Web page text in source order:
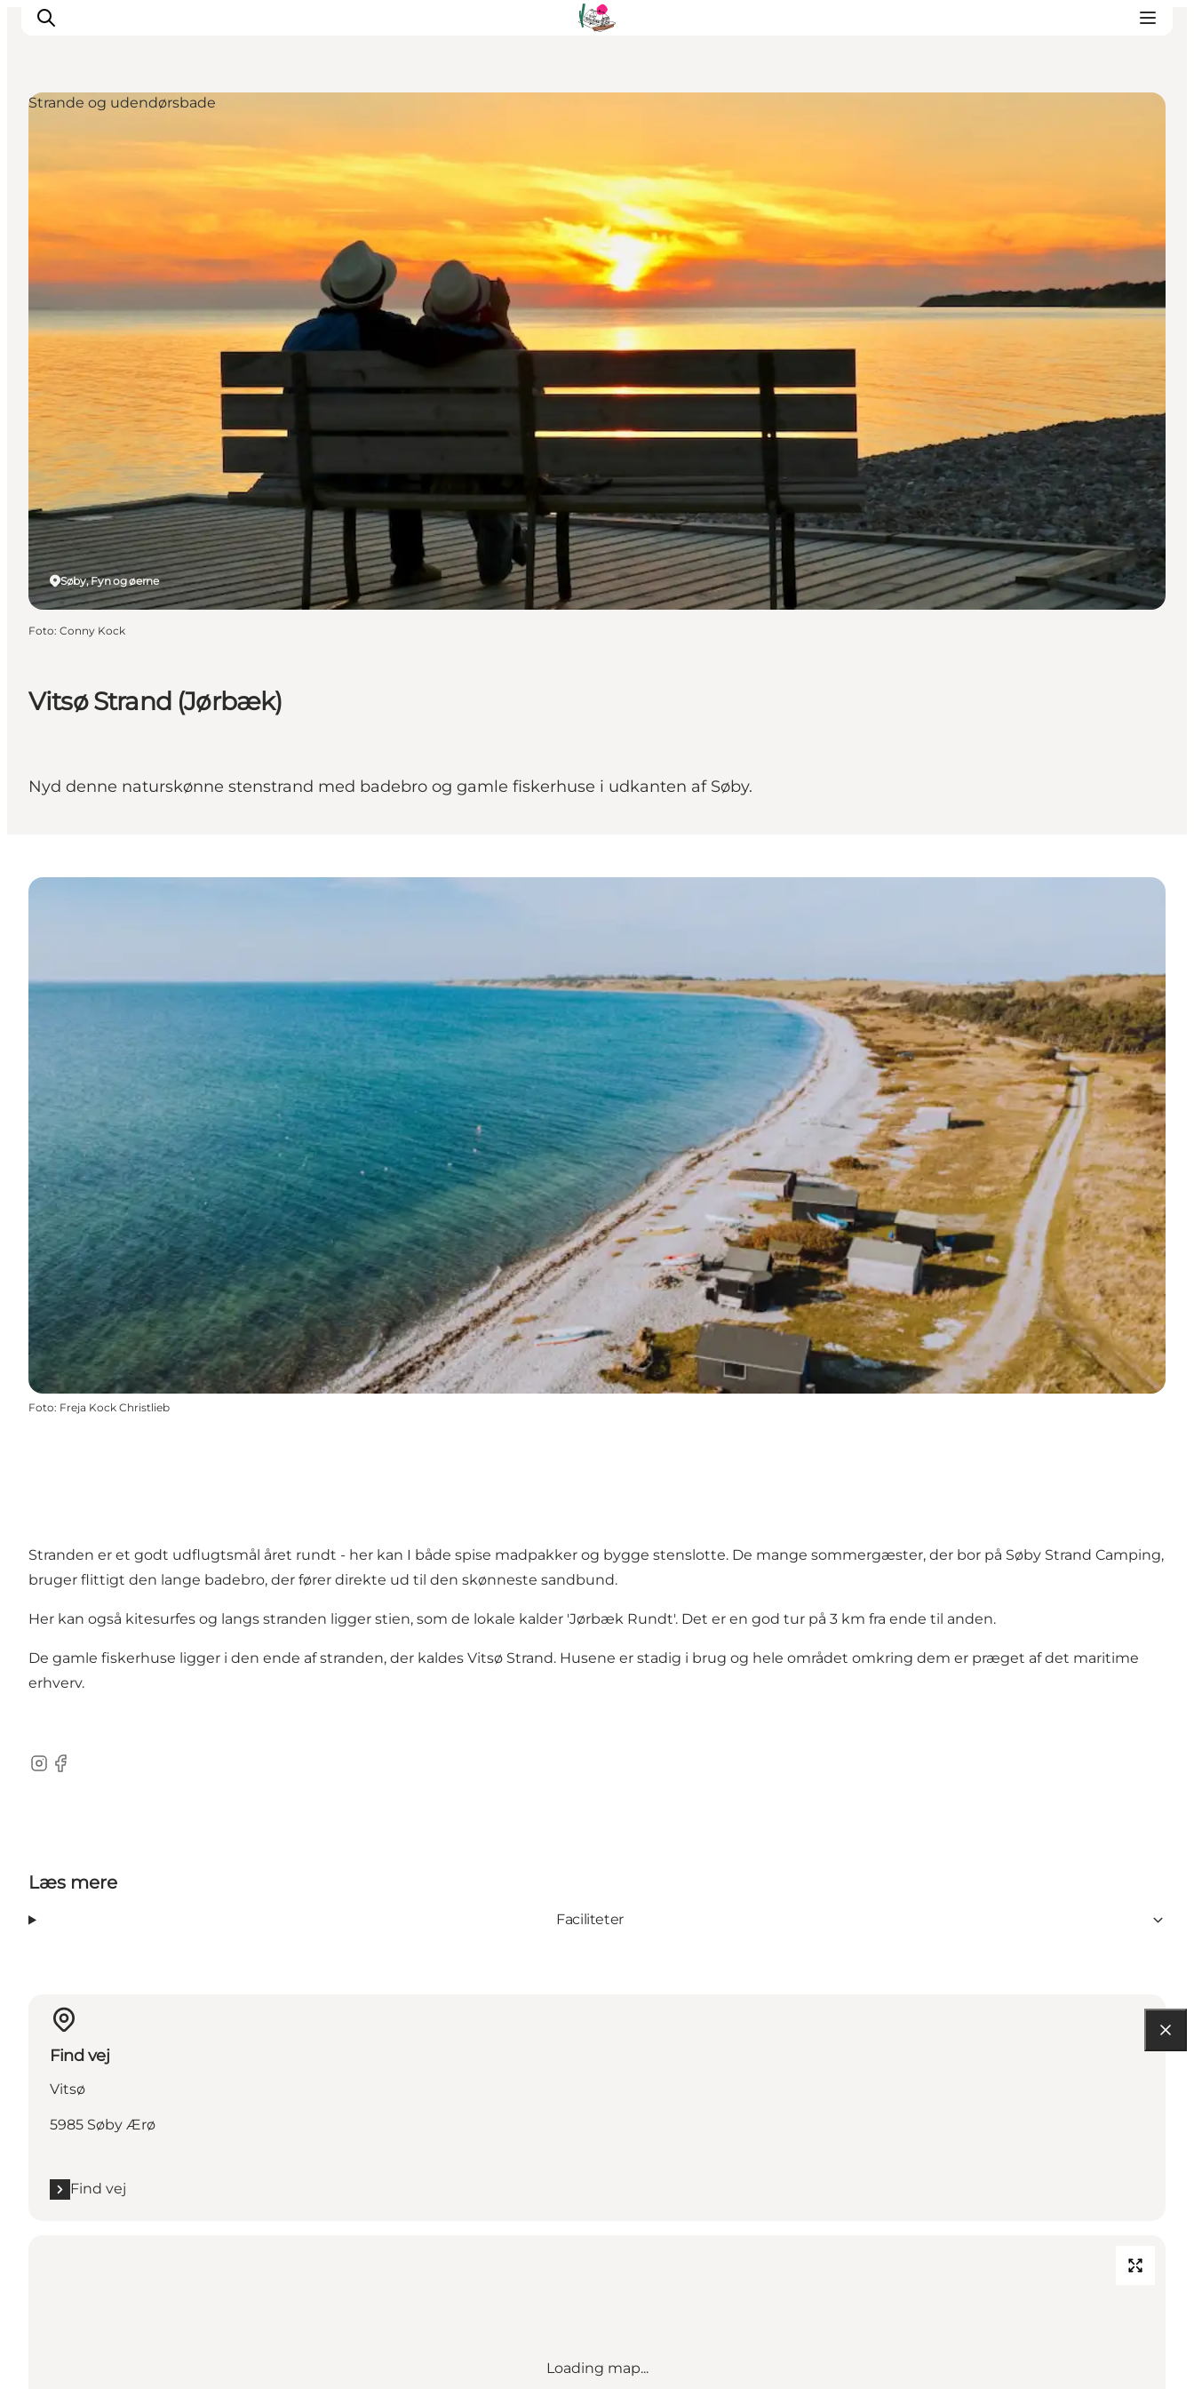
Café & butik
Om Søbygaard
Vitsø Strand (Jørbæk)
Nyd denne naturskønne stenstrand med badebro og gamle fiskerhuse i udkanten af Søby.
Søby, Fyn og øerne
Strande og udendørsbade
Foto: Conny Kock
Foto: Freja Kock Christlieb
Stranden er et godt udflugtsmål året rundt - her kan I både spise madpakker og bygge stenslotte. De mange sommergæster, der bor på Søby Strand Camping,
bruger flittigt den lange badebro, der fører direkte ud til den skønneste sandbund.
Her kan også kitesurfes og langs stranden ligger stien, som de lokale kalder 'Jørbæk Rundt'. Det er en god tur på 3 km fra ende til anden.
De gamle fiskerhuse ligger i den ende af stranden, der kaldes Vitsø Strand. Husene er stadig i brug og hele området omkring dem er præget af det maritime
erhverv.
Instagram
Facebook
Læs mere
Faciliteter
Find vej
Vitsø
5985 Søby Ærø
Find vej
Loading map...